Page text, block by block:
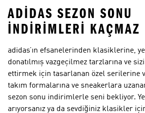
ADIDAS SEZON SONU
İNDIRIMLERI KAÇMAZ
adidas’ın efsanelerinden klasiklerine,
donatılmış vazgeçilmez tarzlarına ve
ettirmek için tasarlanan özel serilerine
takım formalarına ve sneakerlara
sezon sonu indirimlerle seni bekliyor.
arıyorsanız ya da sevdiğiniz klasikler